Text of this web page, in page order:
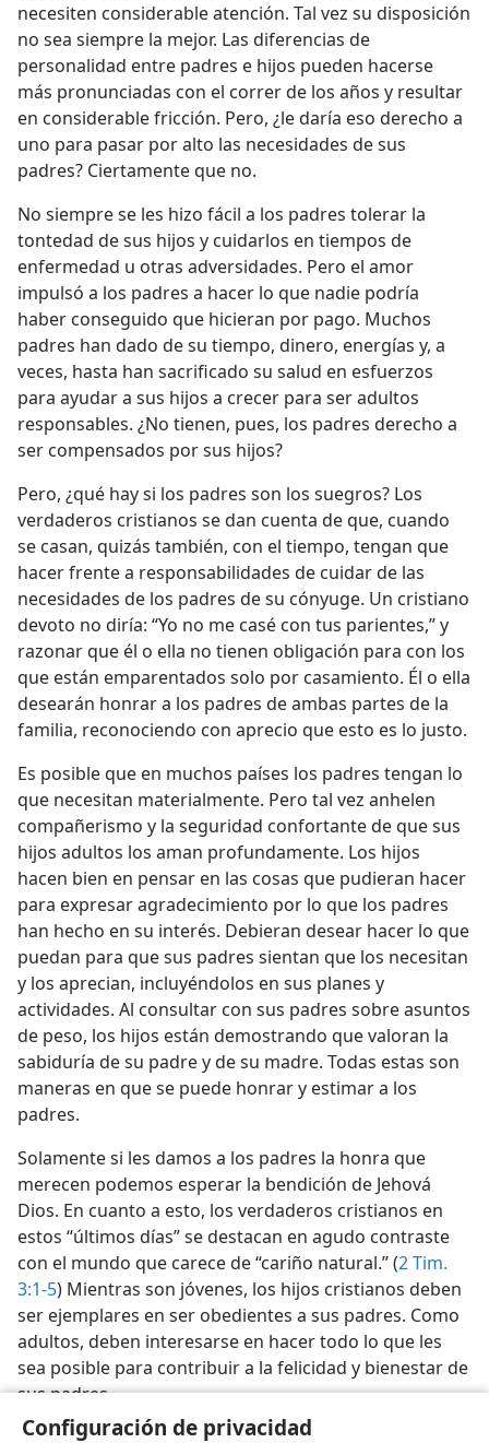
Configuración de privacidad
necesiten considerable atención. Tal vez su disposición
no sea siempre la mejor. Las diferencias de
personalidad entre padres e hijos pueden hacerse
más pronunciadas con el correr de los años y resultar
en considerable fricción. Pero, ¿le daría eso derecho a
uno para pasar por alto las necesidades de sus
padres? Ciertamente que no.
No siempre se les hizo fácil a los padres tolerar la
tontedad de sus hijos y cuidarlos en tiempos de
enfermedad u otras adversidades. Pero el amor
impulsó a los padres a hacer lo que nadie podría
haber conseguido que hicieran por pago. Muchos
padres han dado de su tiempo, dinero, energías y, a
veces, hasta han sacrificado su salud en esfuerzos
para ayudar a sus hijos a crecer para ser adultos
responsables. ¿No tienen, pues, los padres derecho a
ser compensados por sus hijos?
Pero, ¿qué hay si los padres son los suegros? Los
verdaderos cristianos se dan cuenta de que, cuando
se casan, quizás también, con el tiempo, tengan que
hacer frente a responsabilidades de cuidar de las
necesidades de los padres de su cónyuge. Un cristiano
devoto no diría: “Yo no me casé con tus parientes,” y
razonar que él o ella no tienen obligación para con los
que están emparentados solo por casamiento. Él o ella
desearán honrar a los padres de ambas partes de la
familia, reconociendo con aprecio que esto es lo justo.
Es posible que en muchos países los padres tengan lo
que necesitan materialmente. Pero tal vez anhelen
compañerismo y la seguridad confortante de que sus
hijos adultos los aman profundamente. Los hijos
hacen bien en pensar en las cosas que pudieran hacer
para expresar agradecimiento por lo que los padres
han hecho en su interés. Debieran desear hacer lo que
puedan para que sus padres sientan que los necesitan
y los aprecian, incluyéndolos en sus planes y
actividades. Al consultar con sus padres sobre asuntos
de peso, los hijos están demostrando que valoran la
sabiduría de su padre y de su madre. Todas estas son
maneras en que se puede honrar y estimar a los
padres.
Solamente si les damos a los padres la honra que
merecen podemos esperar la bendición de Jehová
Dios. En cuanto a esto, los verdaderos cristianos en
estos “últimos días” se destacan en agudo contraste
con el mundo que carece de “cariño natural.” (2 Tim.
3:1-5) Mientras son jóvenes, los hijos cristianos deben
ser ejemplares en ser obedientes a sus padres. Como
adultos, deben interesarse en hacer todo lo que les
sea posible para contribuir a la felicidad y bienestar de
sus padres.